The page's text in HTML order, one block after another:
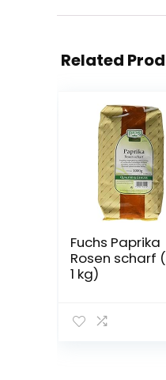
Related
Fuchs Paprika
Rosen scharf
1 kg)